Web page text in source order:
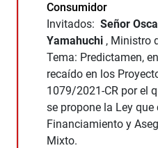
Consumidor
Invitados: Señor
Yamahuchi , Ministro
Tema: Predictamen,
recaído en los
1079/2021-CR por el
se propone la Ley
Financiamiento y
Mixto.